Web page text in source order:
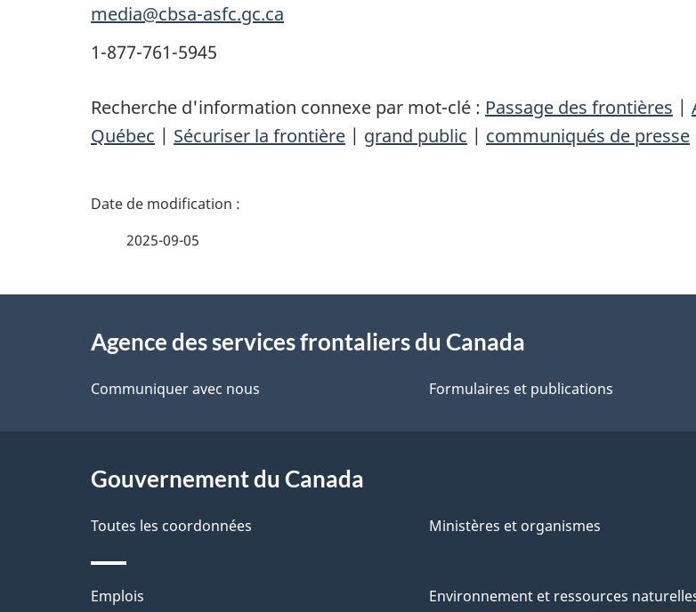
media@cbsa-asfc.gc.ca
1-877-761-5945
Recherche d'information connexe par mot-clé : Passage des frontières |
Québec | Sécuriser la frontière | grand public | communiqués de presse
D
a
d
e
l
2025-09-05
proposAgence des services frontaliers du Canada
Communiquer avec nous Formulaires et publications
Gouvernement du Canada
Toutes les coordonnées Ministères et organismes
Thèmes
Emplois Environnement et ressources